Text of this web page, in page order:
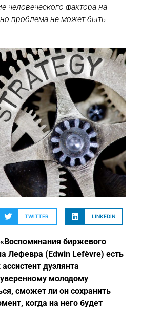
человеческого фактора на
проблема не может быть
TWITTER LINKEDIN
биржевого
Лефевра (Edwin Lefèvre) есть
дуэлянта
молодому
сможет ли он сохранить
когда на него будет